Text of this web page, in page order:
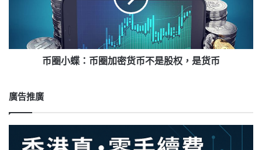
货
股
币圈小蝶：币圈加密货币不是股权，是货币
廣告推廣